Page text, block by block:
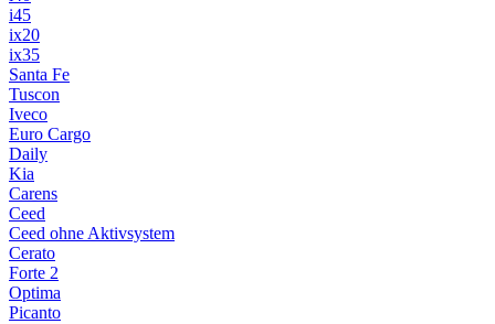
i45
ix20
ix35
Santa Fe
Tuscon
Iveco
Euro Cargo
Daily
Kia
Carens
Ceed
Ceed ohne Aktivsystem
Cerato
Forte 2
Optima
Picanto